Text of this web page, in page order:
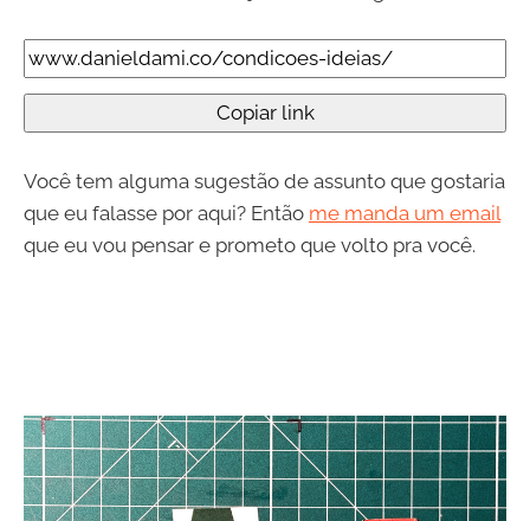
Copiar link
Você tem alguma sugestão de assunto que gostaria
que eu falasse por aqui? Então me manda um email
que eu vou pensar e prometo que volto pra você.